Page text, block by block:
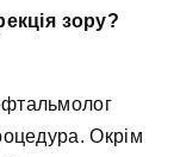
зору?
Окрім